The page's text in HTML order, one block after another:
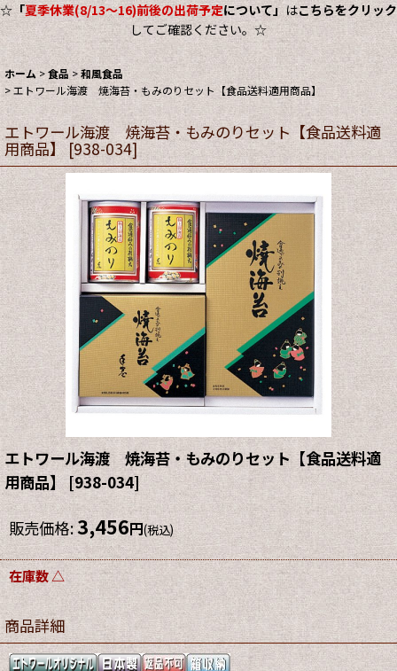
☆「夏季休業(8/13～16)前後の出荷予定について」はこちらをクリック
してご確認ください。☆
ホーム >食品 >和風食品
>エトワール海渡 焼海苔・もみのりセット【食品送料適用商品】
エトワール海渡 焼海苔・もみのりセット【食品送料適
用商品】[938-034]
エトワール海渡 焼海苔・もみのりセット【食品送料適
用商品】 [938-034]
販売価格:3,456円(税込)
在庫数 △
商品詳細